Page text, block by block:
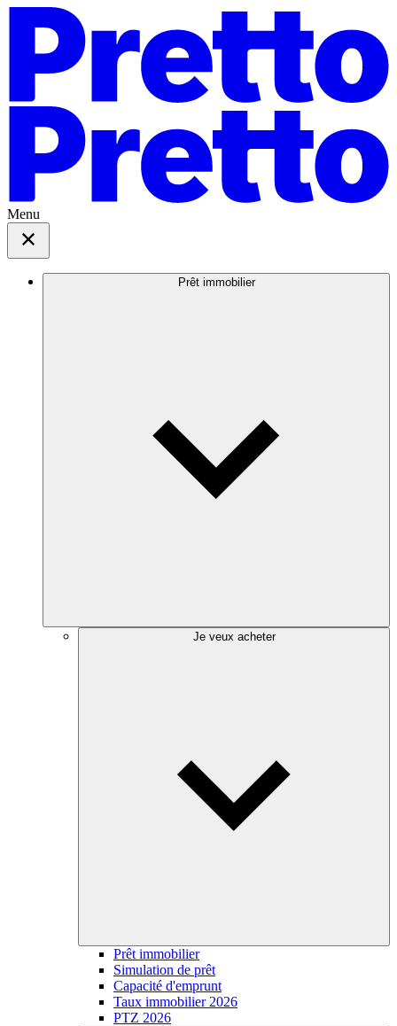
Menu
Prêt immobilier
Je veux acheter
Prêt immobilier
Simulation de prêt
Capacité d'emprunt
Taux immobilier 2026
PTZ 2026